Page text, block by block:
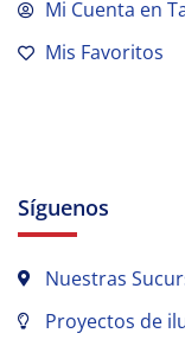
Mi Cuenta en
Mis Favoritos
Síguenos
Nuestras
Proyectos de